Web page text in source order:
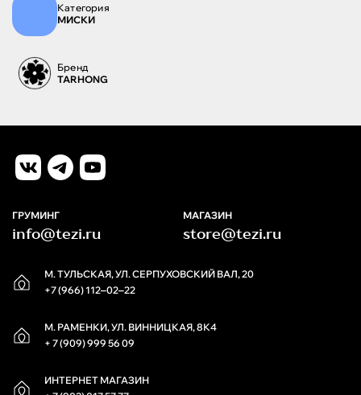
Категория
МИСКИ
Бренд
TARHONG
М. ТУЛЬСКАЯ, УЛ. СЕРПУХОВСКИЙ ВАЛ, 20
+7 (966) 112‒02‒22
М. РАМЕНКИ, УЛ. ВИННИЦКАЯ, 8К4
+ 7 (909) 999 56 09
ИНТЕРНЕТ МАГАЗИН
ГРУМИНГ
info@tezi.ru
МАГАЗИН
store@tezi.ru